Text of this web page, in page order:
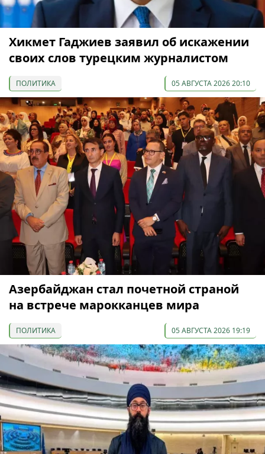
Хикмет Гаджиев заявил об искажении
своих слов турецким журналистом
ПОЛИТИКА 05 АВГУСТА 2026 20:10
Азербайджан стал почетной страной
на встрече марокканцев мира
ПОЛИТИКА 05 АВГУСТА 2026 19:19